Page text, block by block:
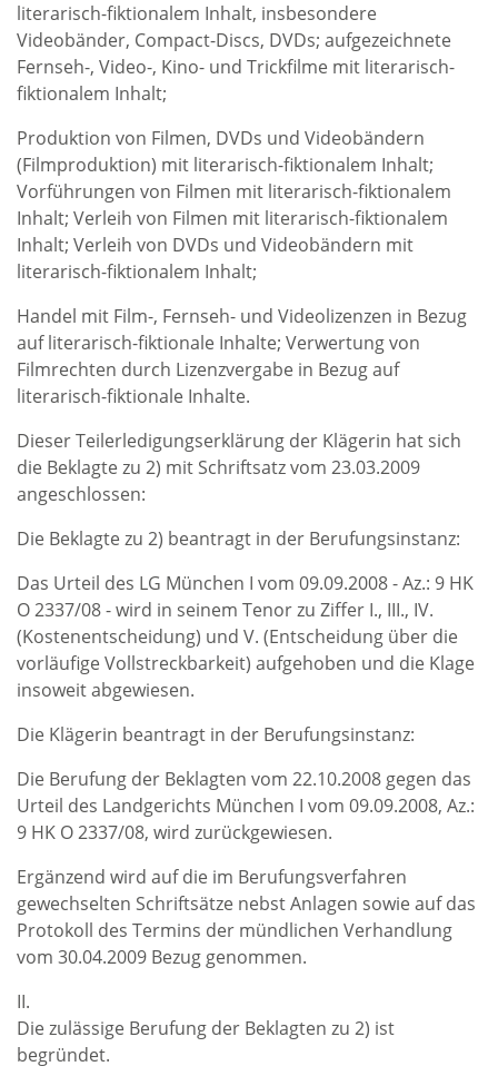
literarisch-fiktionalem Inhalt, insbesondere
Videobänder, Compact-Discs, DVDs; aufgezeichnete
Fernseh-, Video-, Kino- und Trickfilme mit literarisch-
fiktionalem Inhalt;
Produktion von Filmen, DVDs und Videobändern
(Filmproduktion) mit literarisch-fiktionalem Inhalt;
Vorführungen von Filmen mit literarisch-fiktionalem
Inhalt; Verleih von Filmen mit literarisch-fiktionalem
Inhalt; Verleih von DVDs und Videobändern mit
literarisch-fiktionalem Inhalt;
Handel mit Film-, Fernseh- und Videolizenzen in Bezug
auf literarisch-fiktionale Inhalte; Verwertung von
Filmrechten durch Lizenzvergabe in Bezug auf
literarisch-fiktionale Inhalte.
Dieser Teilerledigungserklärung der Klägerin hat sich
die Beklagte zu 2) mit Schriftsatz vom 23.03.2009
angeschlossen:
Die Beklagte zu 2) beantragt in der Berufungsinstanz:
Das Urteil des LG München I vom 09.09.2008 - Az.: 9 HK
O 2337/08 - wird in seinem Tenor zu Ziffer I., III., IV.
(Kostenentscheidung) und V. (Entscheidung über die
vorläufige Vollstreckbarkeit) aufgehoben und die Klage
insoweit abgewiesen.
Die Klägerin beantragt in der Berufungsinstanz:
Die Berufung der Beklagten vom 22.10.2008 gegen das
Urteil des Landgerichts München I vom 09.09.2008, Az.:
9 HK O 2337/08, wird zurückgewiesen.
Ergänzend wird auf die im Berufungsverfahren
gewechselten Schriftsätze nebst Anlagen sowie auf das
Protokoll des Termins der mündlichen Verhandlung
vom 30.04.2009 Bezug genommen.
II.
Die zulässige Berufung der Beklagten zu 2) ist
begründet.